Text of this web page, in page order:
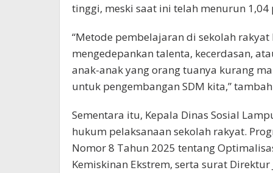
tinggi, meski saat ini telah menurun 1,04
“Metode pembelajaran di sekolah
mengedepankan talenta, kecerdasan,
anak-anak yang orang tuanya kurang
untuk pengembangan SDM kita,”
Sementara itu, Kepala Dinas Sosial
hukum pelaksanaan sekolah rakyat.
Nomor 8 Tahun 2025 tentang
Kemiskinan Ekstrem, serta surat Direktur